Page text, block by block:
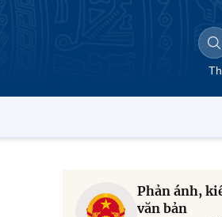
Phản ánh,
văn bản